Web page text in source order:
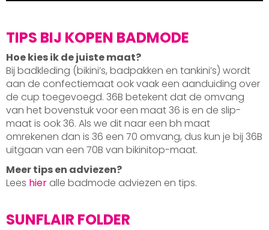
TIPS BIJ KOPEN BADMODE
Hoe kies ik de juiste maat?
Bij badkleding (bikini’s, badpakken en tankini’s) wordt
aan de confectiemaat ook vaak een aanduiding over
de cup toegevoegd. 36B betekent dat de omvang
van het bovenstuk voor een maat 36 is en de slip-
maat is ook 36. Als we dit naar een bh maat
omrekenen dan is 36 een 70 omvang, dus kun je bij 36B
uitgaan van een 70B van bikinitop-maat.
Meer tips en adviezen?
Lees hier alle badmode adviezen en tips.
SUNFLAIR FOLDER